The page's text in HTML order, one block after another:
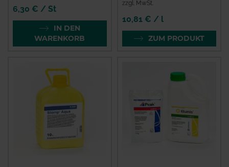
6,30 € / St
IN DEN
WARENKORB
zzgl. MwSt.
10,81 € / l
ZUM PRODUKT